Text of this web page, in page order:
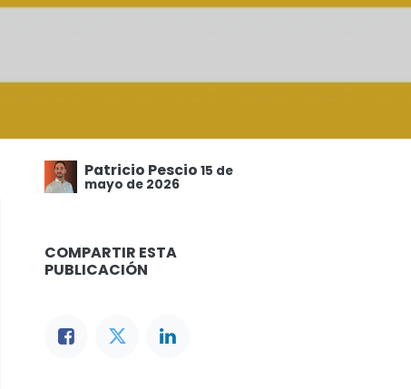
Patricio Pescio 15 de
mayo de 2026
COMPARTIR ESTA
PUBLICACIÓN